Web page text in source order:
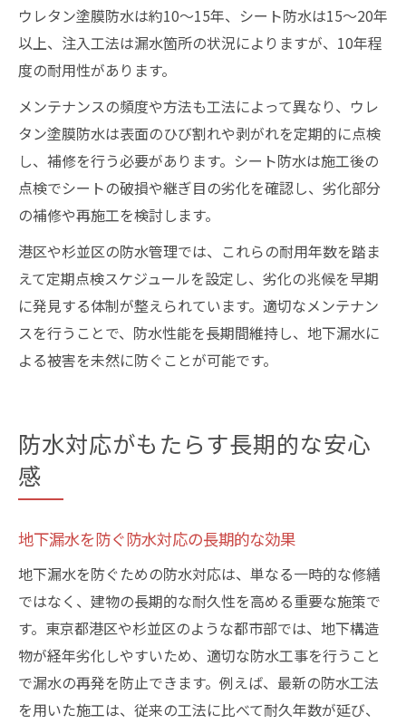
ウレタン塗膜防水は約10〜15年、シート防水は15〜20年
以上、注入工法は漏水箇所の状況によりますが、10年程
度の耐用性があります。
メンテナンスの頻度や方法も工法によって異なり、ウレ
タン塗膜防水は表面のひび割れや剥がれを定期的に点検
し、補修を行う必要があります。シート防水は施工後の
点検でシートの破損や継ぎ目の劣化を確認し、劣化部分
の補修や再施工を検討します。
港区や杉並区の防水管理では、これらの耐用年数を踏ま
えて定期点検スケジュールを設定し、劣化の兆候を早期
に発見する体制が整えられています。適切なメンテナン
スを行うことで、防水性能を長期間維持し、地下漏水に
よる被害を未然に防ぐことが可能です。
防水対応がもたらす長期的な安心
感
地下漏水を防ぐ防水対応の長期的な効果
地下漏水を防ぐための防水対応は、単なる一時的な修繕
ではなく、建物の長期的な耐久性を高める重要な施策で
す。東京都港区や杉並区のような都市部では、地下構造
物が経年劣化しやすいため、適切な防水工事を行うこと
で漏水の再発を防止できます。例えば、最新の防水工法
を用いた施工は、従来の工法に比べて耐久年数が延び、